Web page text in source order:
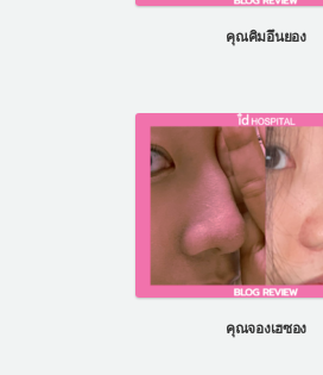
คุณคิมอึนยอง
คุณจองเฮซอง